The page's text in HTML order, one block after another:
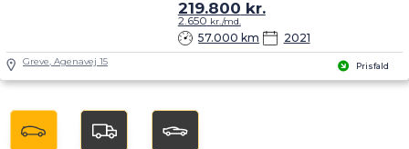
Prisfald
57.000 km 2021
219.800 kr.
2.650 kr./md.
Greve, Agenavej 15